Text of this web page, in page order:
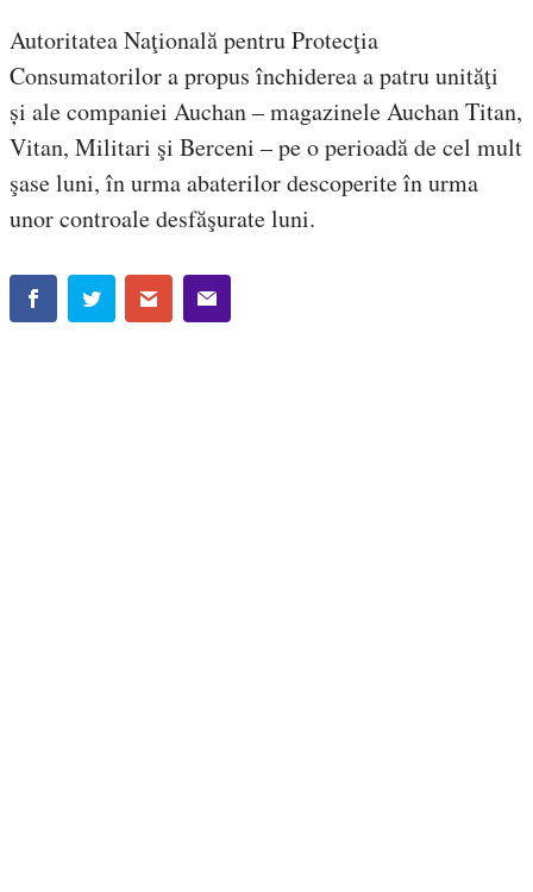
Autoritatea Naţională pentru Protecţia
Consumatorilor a propus închiderea a patru unităţi
și ale companiei Auchan – magazinele Auchan Titan,
Vitan, Militari şi Berceni – pe o perioadă de cel mult
şase luni, în urma abaterilor descoperite în urma
unor controale desfăşurate luni.